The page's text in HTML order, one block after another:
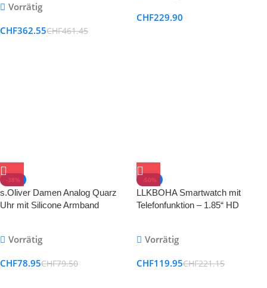
Vorrätig
CHF362.55CHF461.45
CHF229.90
-38%
s.Oliver Damen Analog Quarz
Uhr mit Silicone Armband
Vorrätig
CHF78.95CHF79.50
-50%
LLKBOHA Smartwatch mit
Telefonfunktion – 1.85“ HD
IP68.
Vorrätig
CHF119.95CHF221.15